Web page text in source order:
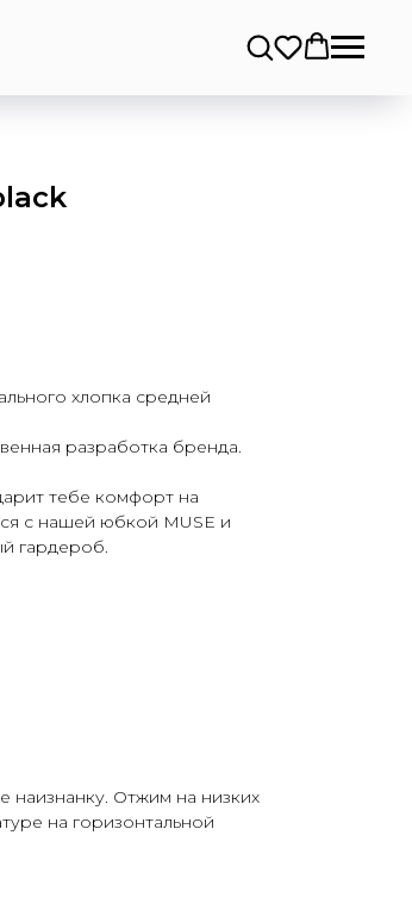
хлопка средней
разработка бренда.
тебе комфорт на
с нашей юбкой MUSE и
гардероб.
наизнанку. Отжим на низких
на горизонтальной